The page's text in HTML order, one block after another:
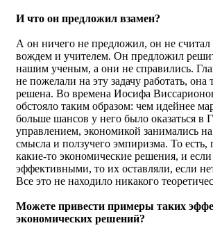
И что он предложил взамен?
А он ничего не предложил, он не считал
вождем и учителем. Он предложил
нашим ученым, а они не справились.
не пожелали на эту задачу работать, она
решена. Во времена Иосифа
обстояло таким образом: чем идейнее
больше шансов у него было оказаться в
управлением, экономикой занимались на
смысла и ползучего эмпиризма. То есть,
какие-то экономические решения, и
эффективными, то их оставляли, если
Все это не находило никакого
Можете привести примеры таких
экономических решений?